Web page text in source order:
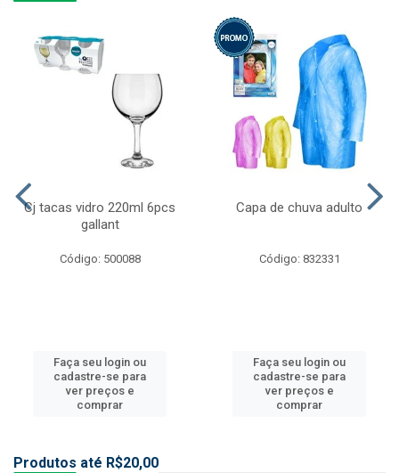
Cj tacas vidro 220ml 6pcs
gallant
Código: 500088
Faça seu login ou
cadastre-se para
ver preços e
comprar
Capa de chuva adulto
Código: 832331
Faça seu login ou
cadastre-se para
ver preços e
comprar
Produtos até R$20,00